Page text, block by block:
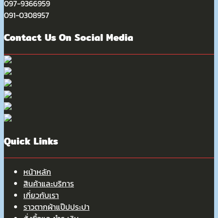
097-9366959
091-0308957
Contact Us On Social Media
Quick Links
หน้าหลัก
สินค้าและบริการ
เกี่ยวกับเรา
ราวตากผ้าแป๊ปประปา